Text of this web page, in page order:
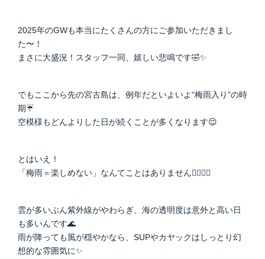
2025年のGWも本当にたくさんの方にご参加いただきまし
た〜！
まさに大盛況！スタッフ一同、嬉しい悲鳴です🤣✨
でもここから先の宮古島は、例年だといよいよ“梅雨入り”の時
期☔
空模様もどんよりした日が続くことが多くなります😌
とはいえ！
「梅雨＝楽しめない」なんてことはありません🙅‍♀️🙅‍♂️
雲が多いぶん紫外線がやわらぎ、海の透明度は意外と高い日
も多いんです🌊
雨が降っても風が穏やかなら、SUPやカヤックはしっとり幻
想的な雰囲気に✨